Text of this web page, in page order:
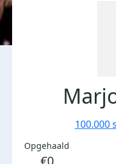
100.000
Opgehaald
€0